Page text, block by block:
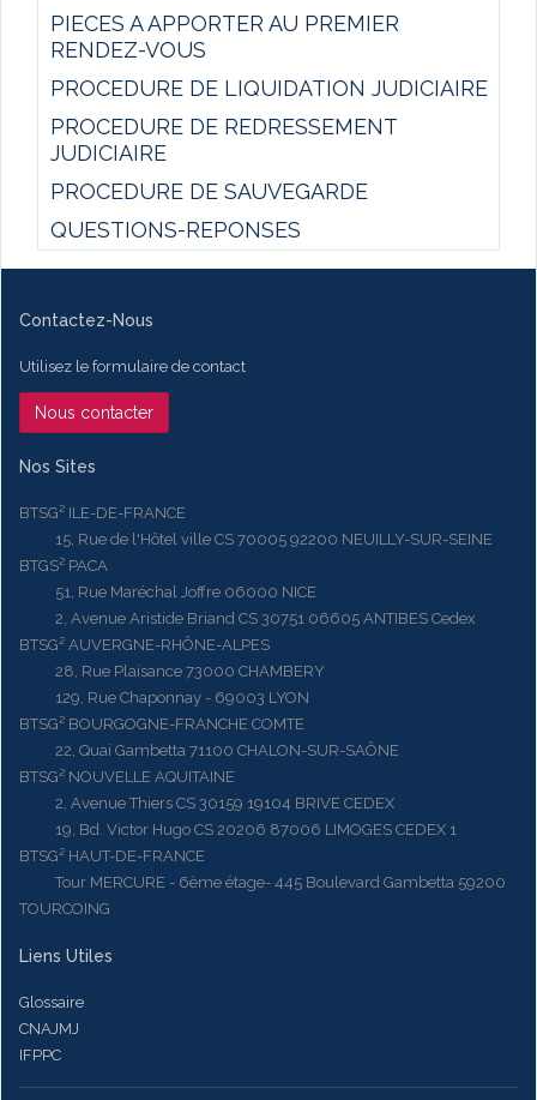
PIECES A APPORTER AU PREMIER
RENDEZ-VOUS
PROCEDURE DE LIQUIDATION JUDICIAIRE
PROCEDURE DE REDRESSEMENT
JUDICIAIRE
PROCEDURE DE SAUVEGARDE
QUESTIONS-REPONSES
Contactez-Nous
Utilisez le formulaire de contact
Nous contacter
Nos Sites
BTSG² ILE-DE-FRANCE
15, Rue de l'Hôtel ville CS 70005 92200 NEUILLY-SUR-SEINE
BTGS² PACA
51, Rue Maréchal Joffre 06000 NICE
2, Avenue Aristide Briand CS 30751 06605 ANTIBES Cedex
BTSG² AUVERGNE-RHÔNE-ALPES
28, Rue Plaisance 73000 CHAMBERY
129, Rue Chaponnay - 69003 LYON
BTSG² BOURGOGNE-FRANCHE COMTE
22, Quai Gambetta 71100 CHALON-SUR-SAÔNE
BTSG² NOUVELLE AQUITAINE
2, Avenue Thiers CS 30159 19104 BRIVE CEDEX
19, Bd. Victor Hugo CS 20206 87006 LIMOGES CEDEX 1
BTSG² HAUT-DE-FRANCE
Tour MERCURE - 6ème étage- 445 Boulevard Gambetta 59200
TOURCOING
Liens Utiles
Glossaire
CNAJMJ
IFPPC